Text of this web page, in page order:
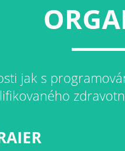
jak s